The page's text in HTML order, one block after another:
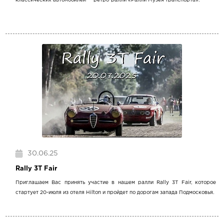
30.06.25
Rally 3T Fair
Приглашаем Вас принять участие в нашем ралли Rally 3T Fair, которое
стартует 20-июля из отеля Hilton и пройдет по дорогам запада Подмосковья.